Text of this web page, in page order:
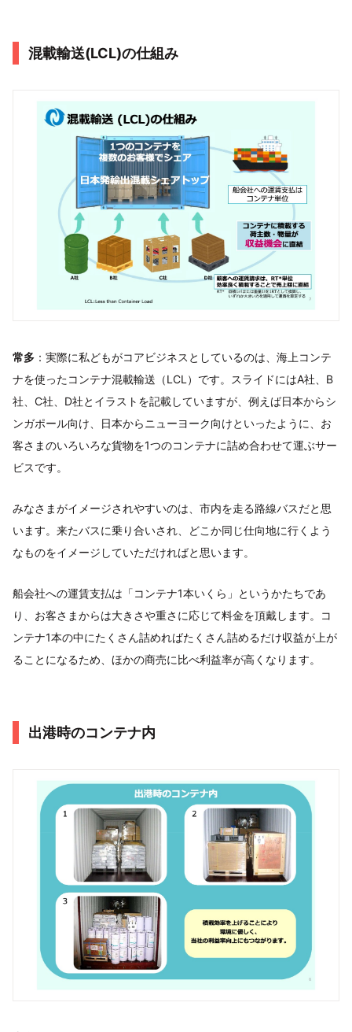
混載輸送(LCL)の仕組み
常多 ：実際に私どもがコアビジネスとしているのは、海上コンテ
ナを使ったコンテナ混載輸送（LCL）です。スライドにはA社、B
社、C社、D社とイラストを記載していますが、例えば日本からシ
ンガポール向け、日本からニューヨーク向けといったように、お
客さまのいろいろな貨物を1つのコンテナに詰め合わせて運ぶサー
ビスです。
みなさまがイメージされやすいのは、市内を走る路線バスだと思
います。来たバスに乗り合いされ、どこか同じ仕向地に行くよう
なものをイメージしていただければと思います。
船会社への運賃支払は「コンテナ1本いくら」というかたちであ
り、お客さまからは大きさや重さに応じて料金を頂戴します。コ
ンテナ1本の中にたくさん詰めればたくさん詰めるだけ収益が上が
ることになるため、ほかの商売に比べ利益率が高くなります。
出港時のコンテナ内